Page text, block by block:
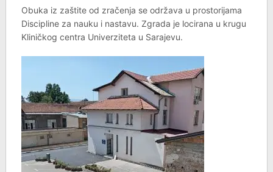
Obuka iz zaštite od zračenja se održava u prostorijama
Discipline za nauku i nastavu. Zgrada je locirana u krugu
Kliničkog centra Univerziteta u Sarajevu.